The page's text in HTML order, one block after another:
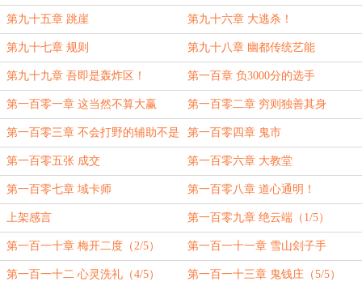
第九十五章 跳崖 第九十六章 大逃杀！
第九十七章 规则 第九十八章 幽都传统艺能
第九十九章 吾即是轰炸区！ 第一百章 负3000分的选手
第一百零一章 这当然不算大赢 第一百零二章 穷则独善其身
第一百零三章 不会打野的辅助不是
好输出
第一百零四章 鬼市
第一百零五张 成交 第一百零六章 大教堂
第一百零七章 域卡师 第一百零八章 道心通明！
上架感言 第一百零九章 绝云端（1/5）
第一百一十章 梅开二度（2/5） 第一百一十一章 雪山刽子手
（3/5）
第一百一十二 心灵洗礼（4/5） 第一百一十三章 鬼钱庄（5/5）